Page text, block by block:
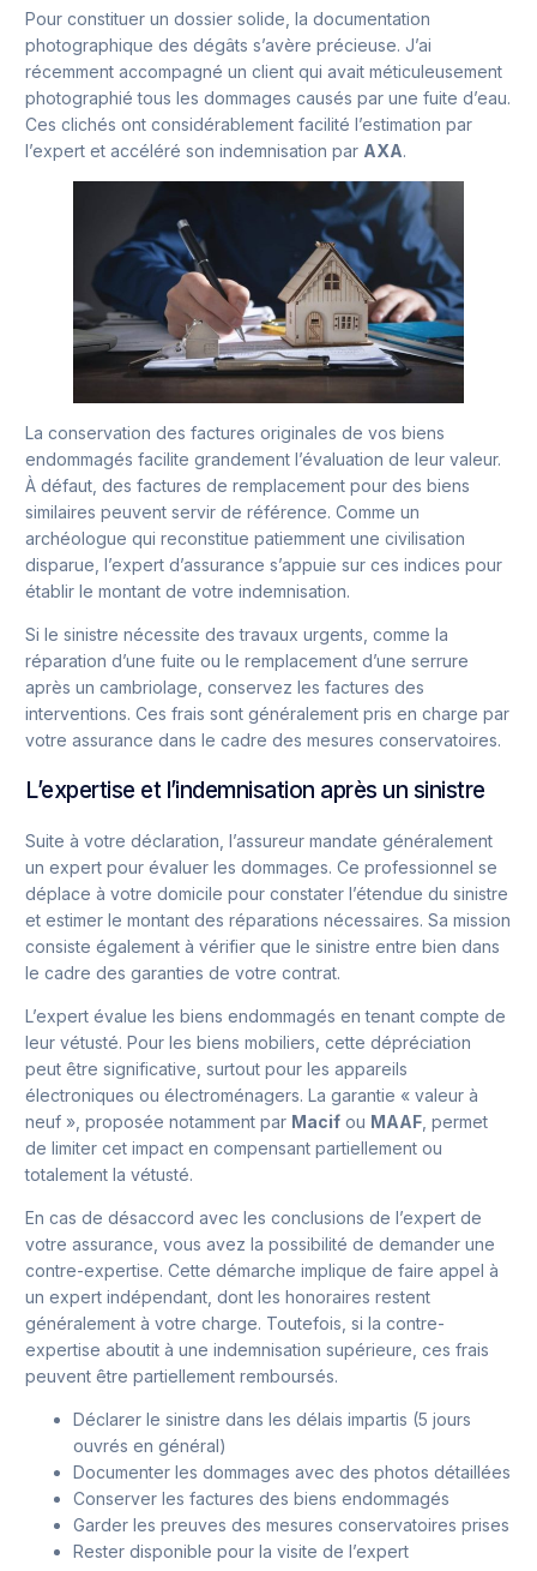
Pour constituer un dossier solide, la documentation
photographique des dégâts s’avère précieuse. J’ai
récemment accompagné un client qui avait méticuleusement
photographié tous les dommages causés par une fuite d’eau.
Ces clichés ont considérablement facilité l’estimation par
l’expert et accéléré son indemnisation par AXA.
La conservation des factures originales de vos biens
endommagés facilite grandement l’évaluation de leur valeur.
À défaut, des factures de remplacement pour des biens
similaires peuvent servir de référence. Comme un
archéologue qui reconstitue patiemment une civilisation
disparue, l’expert d’assurance s’appuie sur ces indices pour
établir le montant de votre indemnisation.
Si le sinistre nécessite des travaux urgents, comme la
réparation d’une fuite ou le remplacement d’une serrure
après un cambriolage, conservez les factures des
interventions. Ces frais sont généralement pris en charge par
votre assurance dans le cadre des mesures conservatoires.
L’expertise et l’indemnisation après un sinistre
Suite à votre déclaration, l’assureur mandate généralement
un expert pour évaluer les dommages. Ce professionnel se
déplace à votre domicile pour constater l’étendue du sinistre
et estimer le montant des réparations nécessaires. Sa mission
consiste également à vérifier que le sinistre entre bien dans
le cadre des garanties de votre contrat.
L’expert évalue les biens endommagés en tenant compte de
leur vétusté. Pour les biens mobiliers, cette dépréciation
peut être significative, surtout pour les appareils
électroniques ou électroménagers. La garantie « valeur à
neuf », proposée notamment par Macif ou MAAF, permet
de limiter cet impact en compensant partiellement ou
totalement la vétusté.
En cas de désaccord avec les conclusions de l’expert de
votre assurance, vous avez la possibilité de demander une
contre-expertise. Cette démarche implique de faire appel à
un expert indépendant, dont les honoraires restent
généralement à votre charge. Toutefois, si la contre-
expertise aboutit à une indemnisation supérieure, ces frais
peuvent être partiellement remboursés.
Déclarer le sinistre dans les délais impartis (5 jours
ouvrés en général)
Documenter les dommages avec des photos détaillées
Conserver les factures des biens endommagés
Garder les preuves des mesures conservatoires prises
Rester disponible pour la visite de l’expert